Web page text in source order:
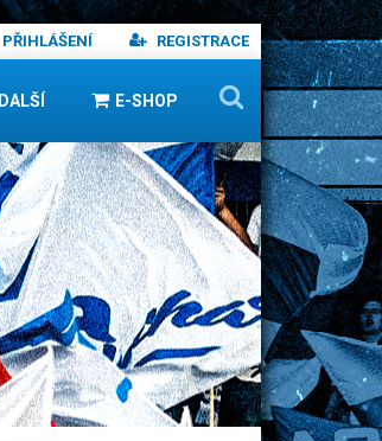
PŘIHLÁŠENÍ REGISTRACE
DALŠÍ E-SHOP